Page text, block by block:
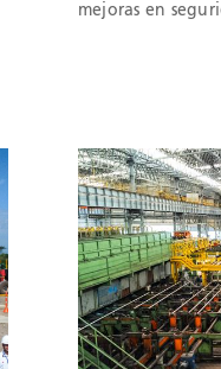
mejoras en